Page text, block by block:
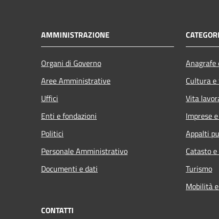
AMMINISTRAZIONE
Organi di Governo
Aree Amministrative
Uffici
Enti e fondazioni
Politici
Personale Amministrativo
Documenti e dati
Cultura
Vita
Imprese
Appalti
Catasto
Turismo
Mobilità
CONTATTI